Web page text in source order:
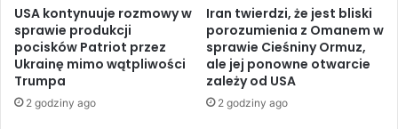
i
e
s
p
r
o
p
o
w
e
ś
USA kontynuuje rozmowy w
sprawie produkcji
pocisków Patriot przez
Ukrainę mimo wątpliwości
Trumpa
2 godziny ago
Iran twierdzi, że jest bliski
porozumienia z Omanem w
sprawie Cieśniny Ormuz,
ale jej ponowne otwarcie
zależy od USA
2 godziny ago